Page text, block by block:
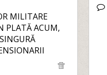
MILITARE
PLATĂ ACUM,